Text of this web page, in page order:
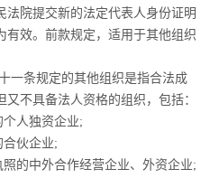
法院提交新的法定代表人身份证明
有效。前款规定，适用于其他组织
一条规定的其他组织是指合法成
又不具备法人资格的组织，包括：
人独资企业;
伙企业;
的中外合作经营企业、外资企业;